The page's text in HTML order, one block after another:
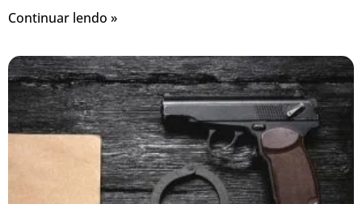
Continuar lendo »